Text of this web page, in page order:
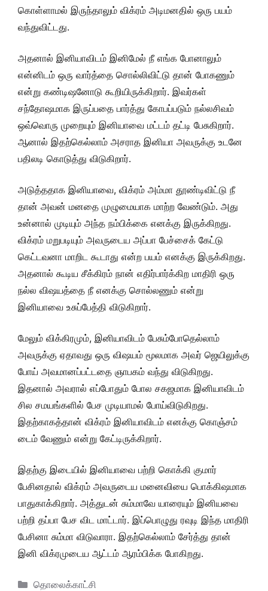
கொள்ளாமல் இருந்தாலும் விக்ரம் அடிமனதில் ஒரு பயம்
வந்துவிட்டது.
அதனால் இனியாவிடம் இனிமேல் நீ எங்க போனாலும்
என்னிடம் ஒரு வார்த்தை சொல்லிவிட்டு தான் போகணும்
என்று கண்டிஷனோடு கூறியிருக்கிறார். இவர்கள்
சந்தோஷமாக இருப்பதை பார்த்து கோபப்படும் நல்லசிவம்
ஒவ்வொரு முறையும் இனியாவை மட்டம் தட்டி பேசுகிறார்.
ஆனால் இதற்கெல்லாம் அசராத இனியா அவருக்கு உடனே
பதிலடி கொடுத்து விடுகிறார்.
அடுத்ததாக இனியாவை, விக்ரம் அம்மா தூண்டிவிட்டு நீ
தான் அவன் மனதை முழுமையாக மாற்ற வேண்டும். அது
உன்னால் முடியும் அந்த நம்பிக்கை எனக்கு இருக்கிறது.
விக்ரம் மறுபடியும் அவருடைய அப்பா பேச்சைக் கேட்டு
கெட்டவனா மாறிட கூடாது என்ற பயம் எனக்கு இருக்கிறது.
அதனால் கூடிய சீக்கிரம் நான் எதிர்பார்க்கிற மாதிரி ஒரு
நல்ல விஷயத்தை நீ எனக்கு சொல்லணும் என்று
இனியாவை உசுப்பேத்தி விடுகிறார்.
மேலும் விக்கிரமும், இனியாவிடம் பேசும்போதெல்லாம்
அவருக்கு ஏதாவது ஒரு விஷயம் மூலமாக அவர் ஜெயிலுக்கு
போய் அவமானப்பட்டதை ஞாபகம் வந்து விடுகிறது.
இதனால் அவரால் எப்போதும் போல சகஜமாக இனியாவிடம்
சில சமயங்களில் பேச முடியாமல் போய்விடுகிறது.
இதற்காகத்தான் விக்ரம் இனியாவிடம் எனக்கு கொஞ்சம்
டைம் வேணும் என்று கேட்டிருக்கிறார்.
இதற்கு இடையில் இனியாவை பற்றி கொக்கி குமார்
பேசினதால் விக்ரம் அவருடைய மனைவியை பொக்கிஷமாக
பாதுகாக்கிறார். அத்துடன் சும்மாவே யாரையும் இனியவை
பற்றி தப்பா பேச விட மாட்டார். இப்பொழுது ரவுடி இந்த மாதிரி
பேசினா சும்மா விடுவாரா. இதற்கெல்லாம் சேர்த்து தான்
இனி விக்ரமுடைய ஆட்டம் ஆரம்பிக்க போகிறது.
Categories
தொலைக்காட்சி